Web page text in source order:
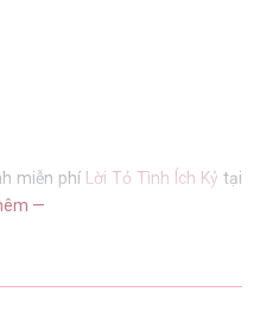
miễn phí Lời Tỏ Tình Ích Kỷ tại
—